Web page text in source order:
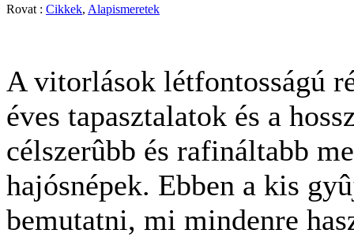
Rovat : Cikkek, Alapismeretek
A vitorlások létfontosságú
éves tapasztalatok és a
célszerûbb és rafináltabb
hajósnépek. Ebben a kis
bemutatni, mi mindenre